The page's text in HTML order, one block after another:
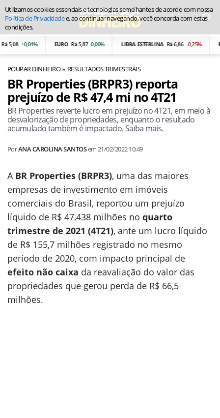
+0,04% EURO R$ 5,87 0,00% LIBRA ESTERLINA R$ 6,86 -0,25%
POUPAR DINHEIRO RESULTADOS TRIMESTRAIS
BR Properties (BRPR3) reporta
prejuízo de R$ 47,4 mi no 4T21
BR Properties reverte lucro em prejuízo no 4T21, em meio à
desvalorização de propriedades, enquanto o resultado
acumulado também é impactado. Saiba mais.
PorANA CAROLINA SANTOSem21/02/2022 10:49
A BR Properties (BRPR3), uma das maiores
empresas de investimento em imóveis
comerciais do Brasil, reportou um prejuízo
líquido de R$ 47,438 milhões no quarto
trimestre de 2021 (4T21), ante um lucro líquido
de R$ 155,7 milhões registrado no mesmo
período de 2020, com impacto principal de
efeito não caixa da reavaliação do valor das
propriedades que gerou perda de R$ 66,5
milhões.
Utilizamos cookies essenciais e tecnologias semelhantes de acordo com nossa
Política de Privacidadee, ao continuar navegando, você concorda com estas
condições.